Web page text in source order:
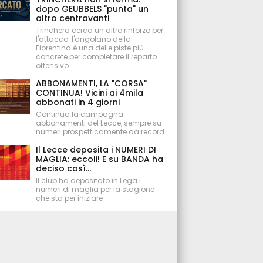
dopo GEUBBELS "punta" un
altro centravanti
Trinchera cerca un altro rinforzo per
l'attacco: l'angolano della
Fiorentina è una delle piste più
concrete per completare il reparto
offensivo.
ABBONAMENTI, LA "CORSA"
CONTINUA! Vicini ai 4mila
abbonati in 4 giorni
Continua la campagna
abbonamenti del Lecce, sempre su
numeri prospetticamente da record
Il Lecce deposita i NUMERI DI
MAGLIA: eccoli! E su BANDA ha
deciso così...
Il club ha depositato in Lega i
numeri di maglia per la stagione
che sta per iniziare